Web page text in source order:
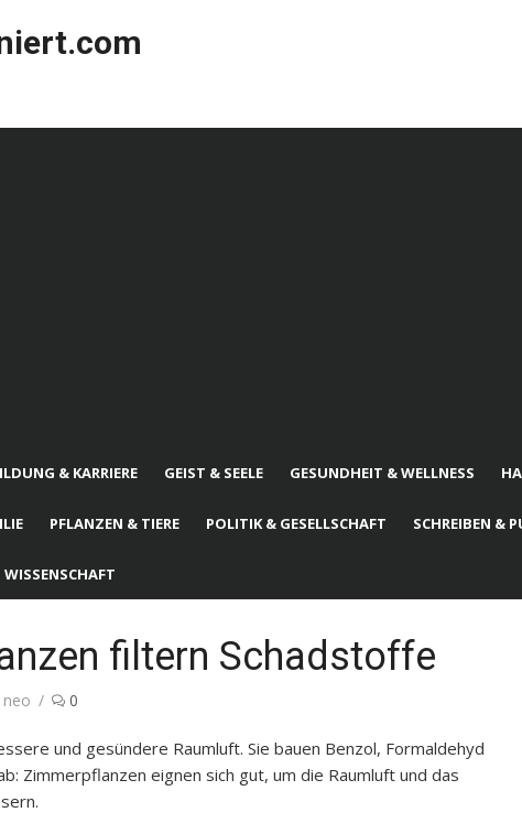
& KARRIERE GEIST & SEELE GESUNDHEIT & WELLNESS
PFLANZEN & TIERE POLITIK & GESELLSCHAFT SCHREIBEN &
WISSENSCHAFT
filtern Schadstoffe
Author
neo 0
und gesündere Raumluft. Sie bauen Benzol, Formaldehyd
Zimmerpflanzen eignen sich gut, um die Raumluft und das